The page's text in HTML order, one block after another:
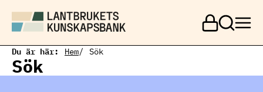
a
l
Du är här: Hem Sök
Sök